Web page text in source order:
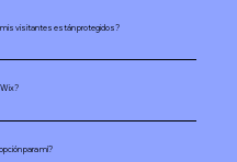
mis visitantes están protegidos?
Wix?
para mí?